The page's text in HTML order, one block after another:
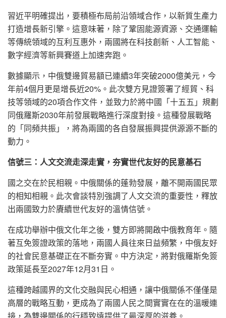
習近平明確提出，要積極布局前沿領域合作，以新質生產力
打造增長新引擎。這意味著，除了鞏固能源資源、交通運輸
等傳統領域的互利互惠外，兩國將在科技創新、人工智能、
數字經濟等新興賽道上加速奔跑。
數據顯示，中俄雙邊貿易額已連續3年突破2000億美元，今
年前4個月更是增長近20%。此次雙方見證簽署了經貿、科
技等領域的20項合作文件，並致力於將中國「十五五」規劃
同俄羅斯2030年前發展戰略進行深度對接。這種發展戰略
的「同頻共振」，將為兩國的各自發展振興提供源源不斷的
動力。
信號三：人文交流走深走實，夯實世代友好的民意基石
國之交在於民相親。中俄關係的蓬勃發展，離不開兩國民眾
的相知相親。此次會談特別強調了人文交流的重要性，釋放
出兩國致力於賡續世代友好的溫情信號。
在成功舉辦中俄文化年之後，雙方即將開啟中俄教育年。隨
著互免簽證政策的落地，兩國人員往來日益頻繁，中俄友好
的社會民意基礎正在不斷夯實。中方決定，將對俄羅斯免簽
政策延長至2027年12月31日。
這種跨越國界的文化交融與民心相通，讓中俄關係不僅僅是
高層的戰略互動，更成為了兩國人民之間實實在在的溫暖連
接，為雙邊關係的行穩致遠提供了最深厚的滋養。